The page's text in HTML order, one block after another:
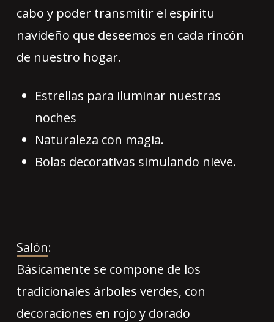
cabo y poder transmitir el espíritu
navideño que deseemos en cada rincón
de nuestro hogar.
Estrellas para iluminar nuestras
noches
Naturaleza con magia.
Bolas decorativas simulando nieve.
Salón:
Básicamente se compone de los
tradicionales árboles verdes, con
decoraciones en rojo y dorado